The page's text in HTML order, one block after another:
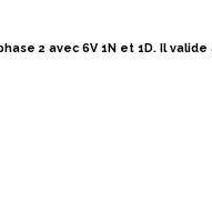
2 avec 6V 1N et 1D. Il